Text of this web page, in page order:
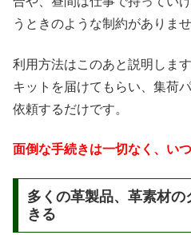
うときのような制約がありませ
利用方法はこのあと説明しま
キットを届けてもらい、集荷
依頼するだけです。
面倒な手続きは一切なく、い
多くの革製品、革素材
きる